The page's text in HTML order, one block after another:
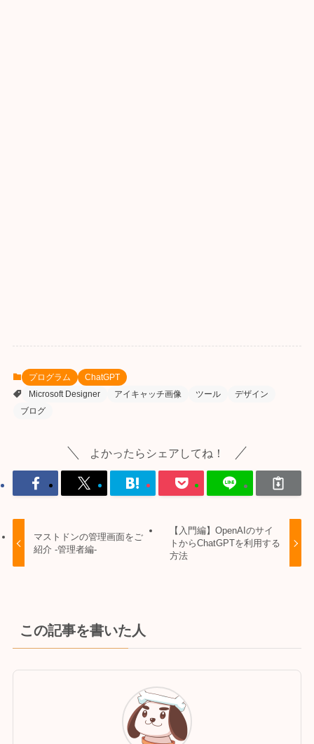
プログラム
ChatGPT
Microsoft Designer
アイキャッチ画像 ツール
デザイン
ブログ
よかったらシェアしてね！
マストドンの管理画面をご
紹介 -管理者編-
【入門編】OpenAIのサイ
トからChatGPTを利用する
方法
この記事を書いた人